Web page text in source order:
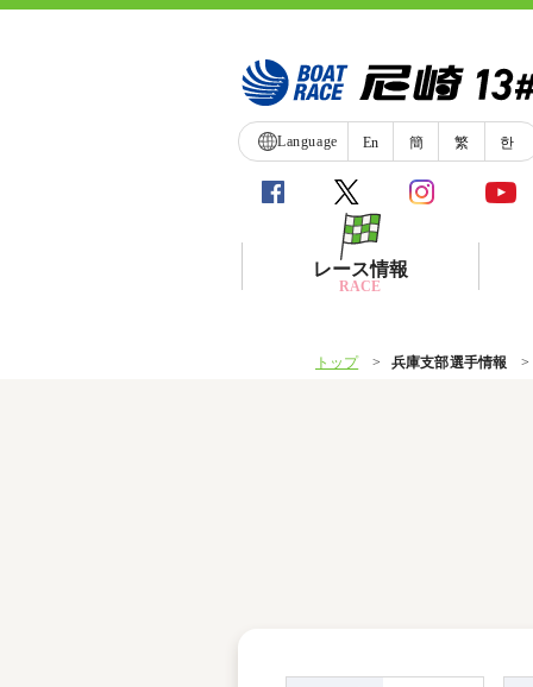
Language En 簡 繁 한
レース情報
RACE
ボートデータ
トップ 兵庫支部選手情報